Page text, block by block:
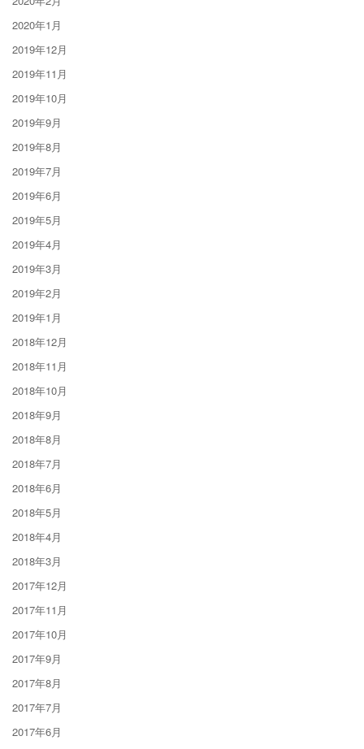
2020年1月
2019年12月
2019年11月
2019年10月
2019年9月
2019年8月
2019年7月
2019年6月
2019年5月
2019年4月
2019年3月
2019年2月
2019年1月
2018年12月
2018年11月
2018年10月
2018年9月
2018年8月
2018年7月
2018年6月
2018年5月
2018年4月
2018年3月
2017年12月
2017年11月
2017年10月
2017年9月
2017年8月
2017年7月
2017年6月